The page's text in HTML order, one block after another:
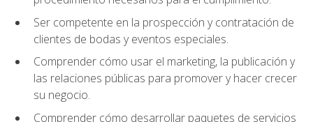
Ser competente en la prospección y contratación de
clientes de bodas y eventos especiales.
Comprender cómo usar el marketing, la publicación y
las relaciones públicas para promover y hacer crecer
su negocio.
Comprender cómo desarrollar paquetes de servicios